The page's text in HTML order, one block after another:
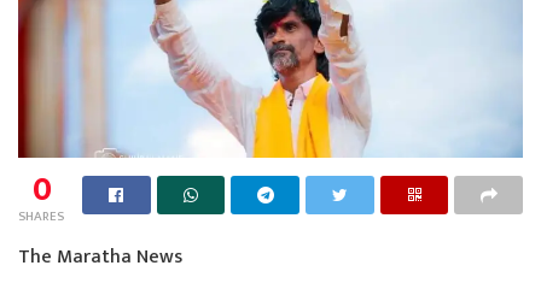
0
SHARES
The Maratha News